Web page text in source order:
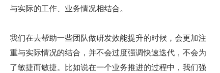
与实际的工作、业务情况相结合。
我们在去帮助一些团队做研发效能提升的时候，会更加注
重与实际情况的结合，并不会过度强调快速迭代，不会为
了敏捷而敏捷。比如说在一个业务推进的过程中，我们强